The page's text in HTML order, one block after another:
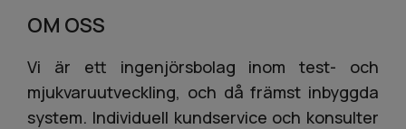
OM OSS
Vi är ett ingenjörsbolag inom test- och
mjukvaruutveckling, och då främst inbyggda
system. Individuell kundservice och konsulter